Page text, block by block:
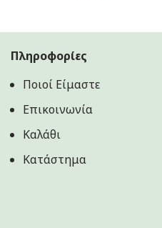
Πληροφορίες
Ποιοί Είμαστε
Επικοινωνία
Καλάθι
Κατάστημα